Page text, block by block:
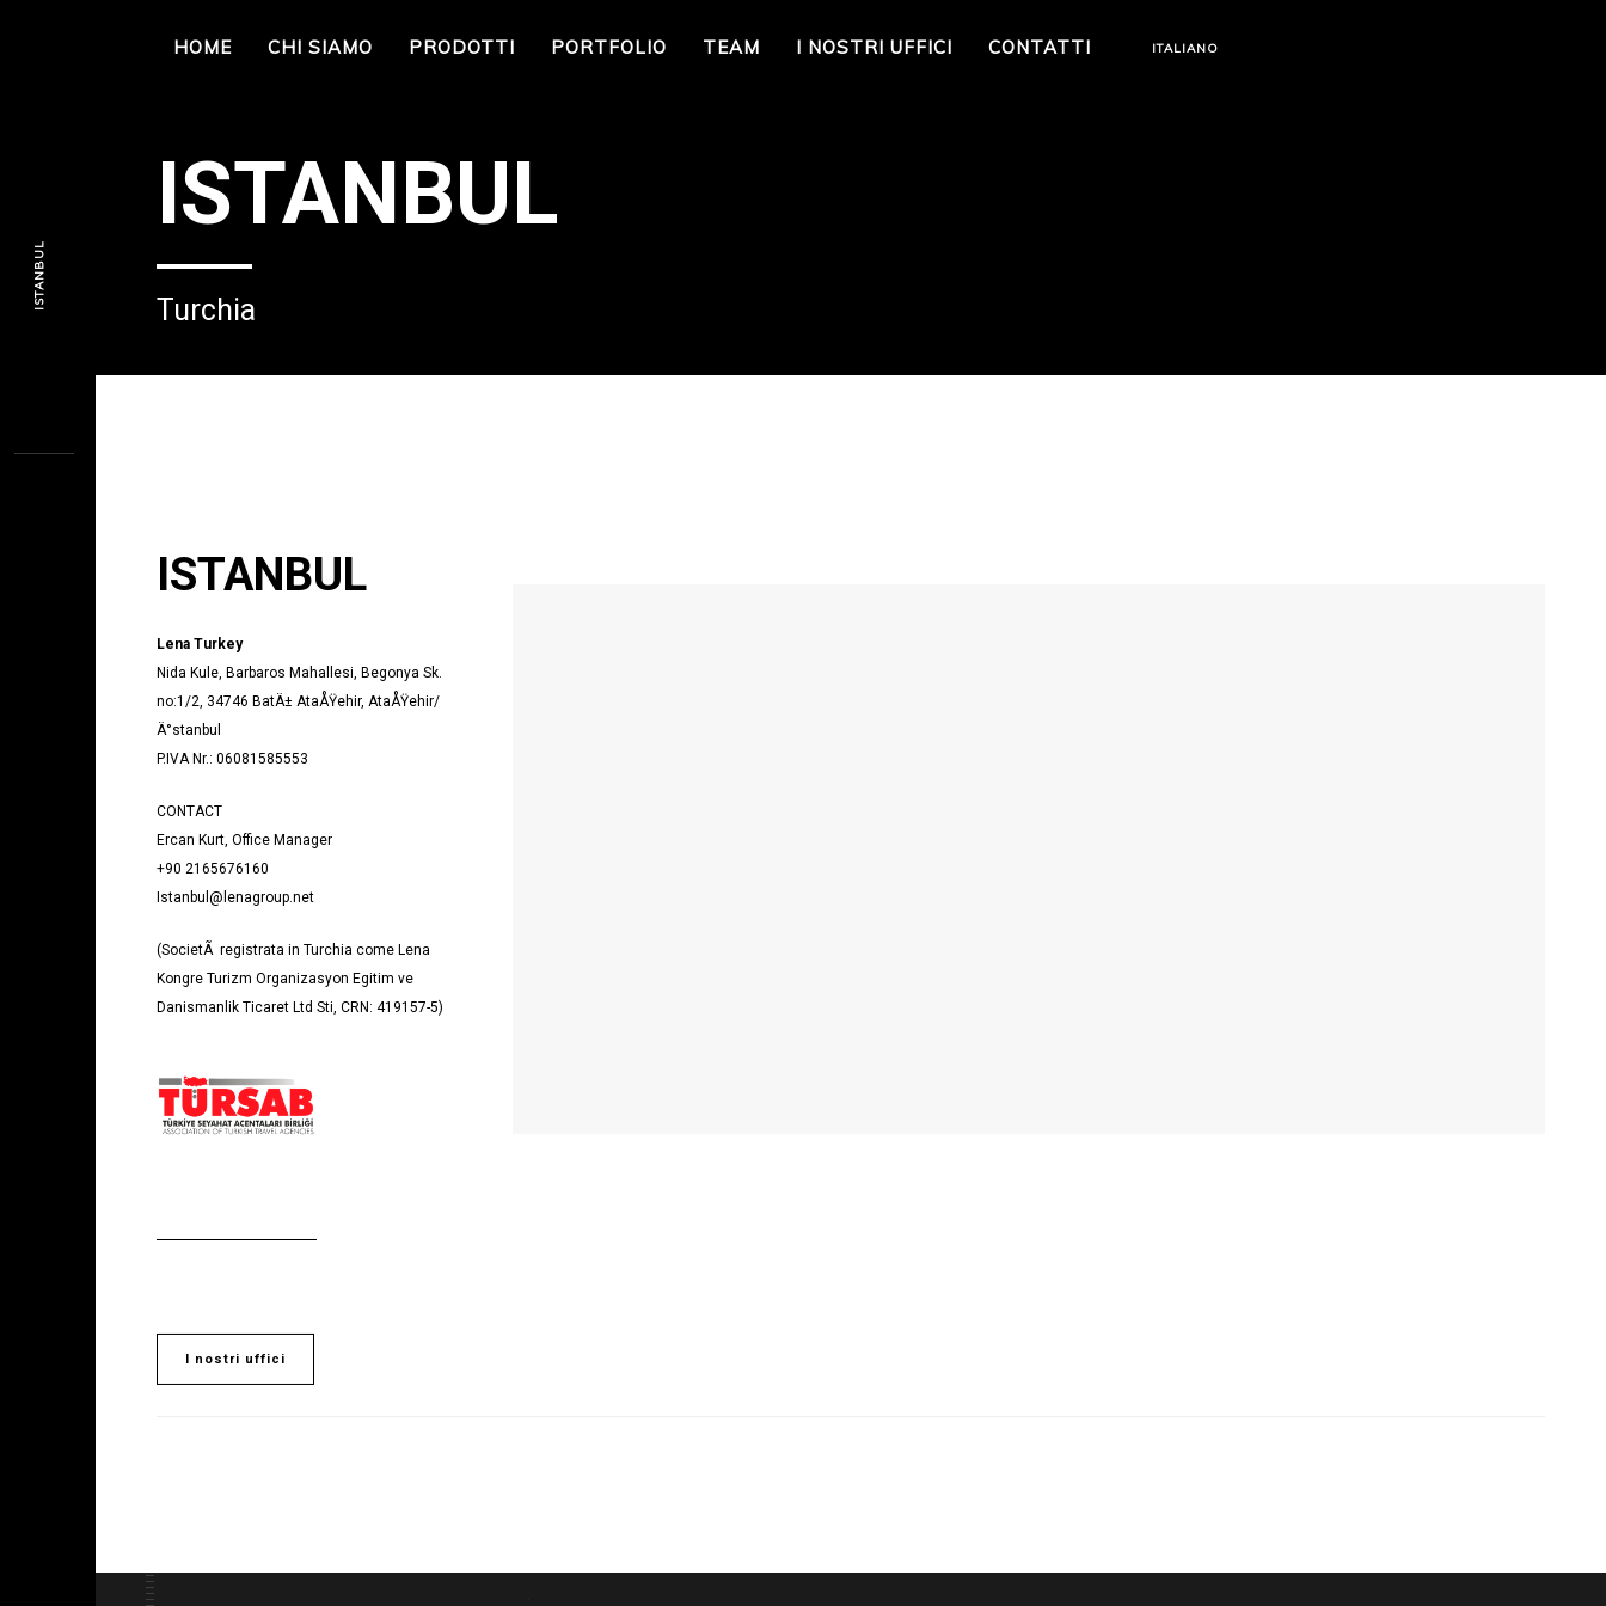
HOME CHI SIAMO PRODOTTI PORTFOLIO TEAM I NOSTRI UFFICI CONTATTI ITALIANO
ISTANBUL
Turchia
ISTANBUL
Lena Turkey
Nida Kule, Barbaros Mahallesi, Begonya Sk.
no:1/2, 34746 BatÄ± AtaÅŸehir, AtaÅŸehir/
Ä°stanbul
P.IVA Nr.: 06081585553
CONTACT
Ercan Kurt, Office Manager
+90 2165676160
Istanbul@lenagroup.net
(SocietÃ registrata in Turchia come Lena
Kongre Turizm Organizasyon Egitim ve
Danismanlik Ticaret Ltd Sti, CRN: 419157-5)
I nostri uffici
ISTANBUL